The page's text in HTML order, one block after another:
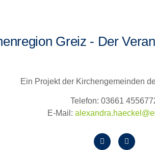
Greiz - Der
Ein Projekt der Kirchengemeinden
Telefon: 03661
E-Mail: